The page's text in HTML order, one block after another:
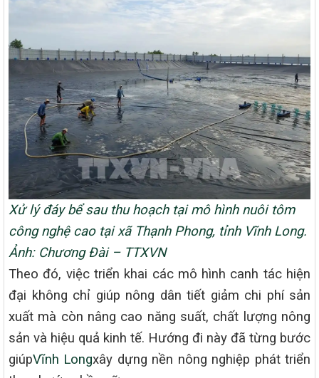
Xử lý đáy bể sau thu hoạch tại mô hình nuôi tôm
công nghệ cao tại xã Thạnh Phong, tỉnh Vĩnh Long.
Ảnh: Chương Đài – TTXVN
Theo đó, việc triển khai các mô hình canh tác hiện
đại không chỉ giúp nông dân tiết giảm chi phí sản
xuất mà còn nâng cao năng suất, chất lượng nông
sản và hiệu quả kinh tế. Hướng đi này đã từng bước
giúpVĩnh Longxây dựng nền nông nghiệp phát triển